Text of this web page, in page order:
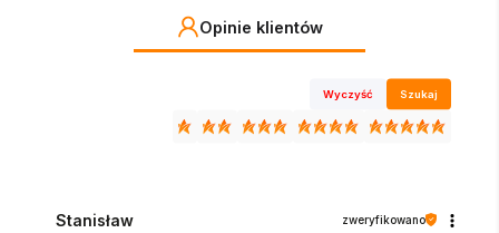
Opinie klientów
Wyczyść Szukaj
Stanisław zweryfikowano